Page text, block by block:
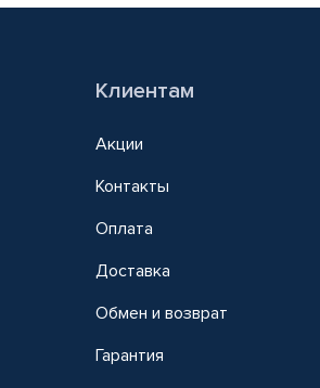
Клиентам
Акции
Контакты
Оплата
Доставка
Обмен и возврат
Гарантия